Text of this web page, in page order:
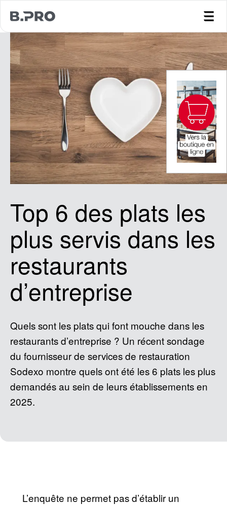
Top 6 des plats les
plus servis dans les
restaurants
d’entreprise
Quels sont les plats qui font mouche dans les
restaurants d’entreprise ? Un récent sondage
du fournisseur de services de restauration
Sodexo montre quels ont été les 6 plats les plus
demandés au sein de leurs établissements en
2025.
L’enquête ne permet pas d’établir un